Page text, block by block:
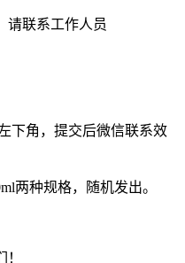
请联系工作人员
下角，提交后微信联系效
两种规格，随机发出。